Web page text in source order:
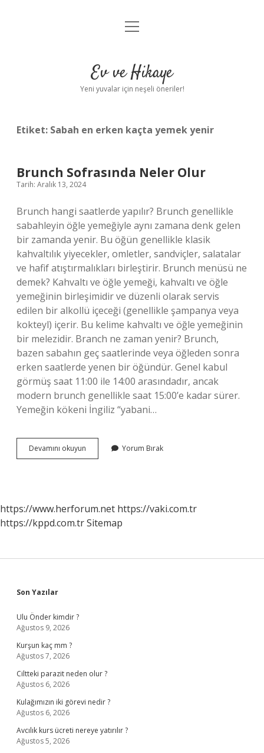
Anasayfa
Yasal Uyarı
menüyü
Ev ve Hikaye
Yeni yuvalar için neşeli öneriler!
Etiket: Sabah en erken kaçta yemek yenir
Brunch Sofrasında Neler Olur
Tarih: Aralık 13, 2024
Brunch hangi saatlerde yapılır? Brunch genellikle
sabahleyin öğle yemeğiyle aynı zamana denk gelen
bir zamanda yenir. Bu öğün genellikle klasik
kahvaltılık yiyecekler, omletler, sandviçler, salatalar
ve hafif atıştırmalıkları birleştirir. Brunch menüsü ne
demek? Kahvaltı ve öğle yemeği, kahvaltı ve öğle
yemeğinin birleşimidir ve düzenli olarak servis
edilen bir alkollü içeceği (genellikle şampanya veya
kokteyl) içerir. Bu kelime kahvaltı ve öğle yemeğinin
bir melezidir. Branch ne zaman yenir? Brunch,
bazen sabahın geç saatlerinde veya öğleden sonra
erken saatlerde yenen bir öğündür. Genel kabul
görmüş saat 11:00 ile 14:00 arasındadır, ancak
modern brunch genellikle saat 15:00’e kadar sürer.
Yemeğin kökeni İngiliz “yabani…
Devamını okuyun
Sofrasında
Yorum Bırak
https://www.herforum.net https://vaki.com.tr
https://kppd.com.trSitemap
Sidebar
Son Yazılar
Ulu Önder kimdir ?
Ağustos 9, 2026
Kurşun kaç mm ?
Ağustos 7, 2026
Ciltteki parazit neden olur ?
Ağustos 6, 2026
Kulağımızın iki görevi nedir ?
Ağustos 6, 2026
Avcılık kurs ücreti nereye yatırılır ?
Ağustos 5, 2026